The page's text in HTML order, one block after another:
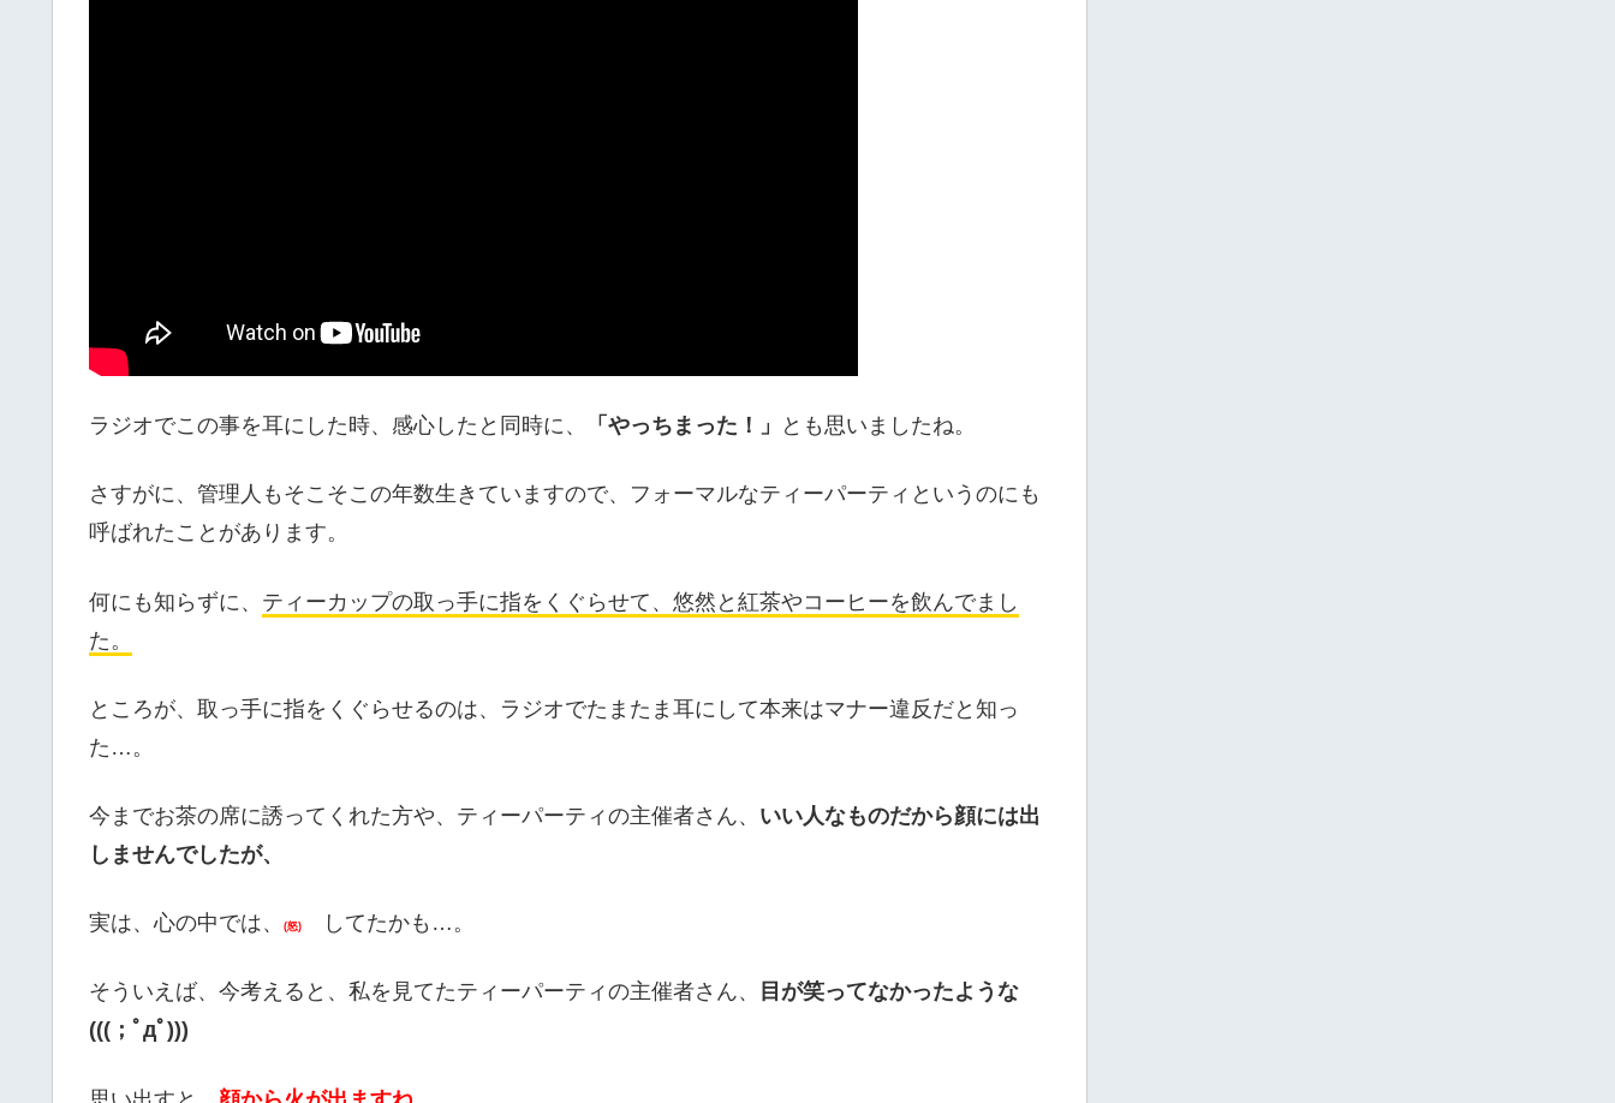
ラジオでこの事を耳にした時、感心したと同時に、 「やっちまった！」 とも思いましたね。
さすがに、管理人もそこそこの年数生きていますので、フォーマルなティーパーティというのにも
呼ばれたことがあります。
何にも知らずに、 ティーカップの取っ手に指をくぐらせて、悠然と紅茶やコーヒーを飲んでまし
た。
ところが、取っ手に指をくぐらせるのは、ラジオでたまたま耳にして本来はマナー違反だと知っ
た…。
今までお茶の席に誘ってくれた方や、ティーパーティの主催者さん、 いい人なものだから顔には出
しませんでしたが、
実は、心の中では、 (怒) してたかも…。
そういえば、今考えると、私を見てたティーパーティの主催者さん、
目が笑ってなかったような
(((；ﾟдﾟ)))